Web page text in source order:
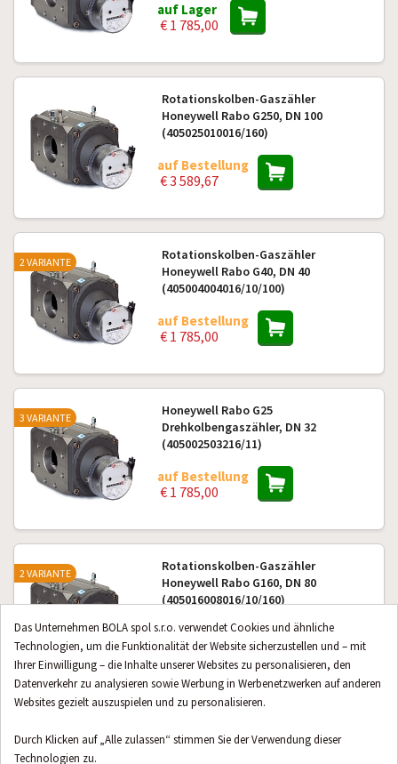
Das Unternehmen BOLA spol s.r.o. verwendet Cookies und ähnliche
Technologien, um die Funktionalität der Website sicherzustellen und – mit
Ihrer Einwilligung – die Inhalte unserer Websites zu personalisieren, den
Datenverkehr zu analysieren sowie Werbung in Werbenetzwerken auf anderen
Websites gezielt auszuspielen und zu personalisieren.
Durch Klicken auf „Alle zulassen“ stimmen Sie der Verwendung dieser
Technologien zu.
auf Lager
€ 1 785,00
Rotationskolben-Gaszähler
Honeywell Rabo G250, DN 100
(405025010016/160)
auf Bestellung
€ 3 589,67
Rotationskolben-Gaszähler
Honeywell Rabo G40, DN 40
(405004004016/10/100)
auf Bestellung
€ 1 785,00
2 VARIANTE
Honeywell Rabo G25
Drehkolbengaszähler, DN 32
(405002503216/11)
auf Bestellung
€ 1 785,00
3 VARIANTE
Rotationskolben-Gaszähler
Honeywell Rabo G160, DN 80
(405016008016/10/160)
auf Bestellung
€ 2 729,13
2 VARIANTE
Honeywell Rabo G100, DN 50